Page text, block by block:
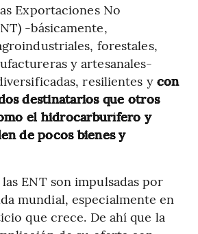
Exportaciones No
-básicamente,
forestales,
y artesanales-
resilientes y con
destinatarios que otros
el hidrocarburífero y
de pocos bienes y
ENT son impulsadas por
mundial, especialmente en
que crece. De ahí que la